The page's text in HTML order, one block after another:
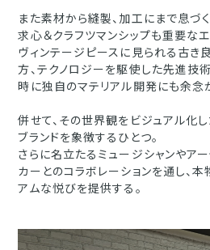
また素材から縫製、加工にまで息づ
求心＆クラフツマンシップも重要なエ
ヴィンテージピースに見られる古き
方、テクノロジーを駆使した先進技
時に独自のマテリアル開発にも余念
併せて、その世界観をビジュアル化し
ブランドを象徴するひとつ。
さらに名立たるミュージシャンやアー
カーとのコラボレーションを通し、
アムな悦びを提供する。